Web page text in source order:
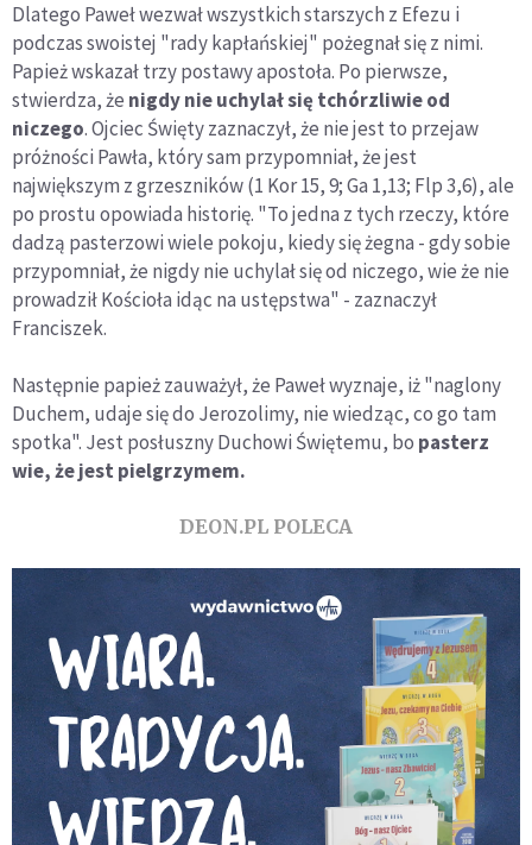
Dlatego Paweł wezwał wszystkich starszych z Efezu i
podczas swoistej "rady kapłańskiej" pożegnał się z nimi.
Papież wskazał trzy postawy apostoła. Po pierwsze,
stwierdza, że nigdy nie uchylał się tchórzliwie od
niczego. Ojciec Święty zaznaczył, że nie jest to przejaw
próżności Pawła, który sam przypomniał, że jest
największym z grzeszników (1 Kor 15, 9; Ga 1,13; Flp 3,6), ale
po prostu opowiada historię. "To jedna z tych rzeczy, które
dadzą pasterzowi wiele pokoju, kiedy się żegna - gdy sobie
przypomniał, że nigdy nie uchylał się od niczego, wie że nie
prowadził Kościoła idąc na ustępstwa" - zaznaczył
Franciszek.
Następnie papież zauważył, że Paweł wyznaje, iż "naglony
Duchem, udaje się do Jerozolimy, nie wiedząc, co go tam
spotka". Jest posłuszny Duchowi Świętemu, bo pasterz
wie, że jest pielgrzymem.
DEON.PL POLECA